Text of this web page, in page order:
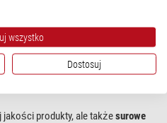
jakości produkty, ale takżesurowe
wszystko
Dostosuj